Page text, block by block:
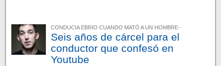
CONDUCIA EBRIO CUANDO MATÓ A UN HOMBRE-
Seis años de cárcel para el
conductor que confesó en
Youtube